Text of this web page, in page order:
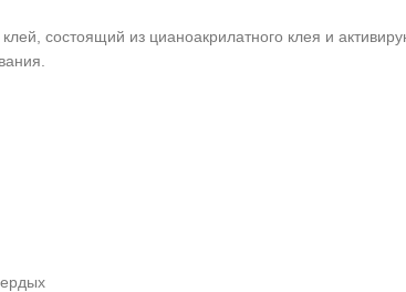
состоящий из цианоакрилатного клея и